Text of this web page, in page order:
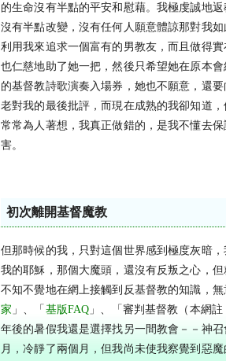
的生命沒有半點的平安和慰藉。我極虔誠地
沒有半點改變，沒有任何人願意體諒那對我
利用我來追求一個富有的男教友，而且做得
也仁慈地助了她一把，然後只希望她在原本
的基督教詩歌演奏入場券，她也不願意，還
老對我的最後批評，而現在成熟的我卻知道
常常為人著想，我真正做錯的，是我不懂去
害。
初次離開基督魔教
但那時候的我，只對這個世界感到極度灰暗
我的耶穌，那個大魔頭，還沒有反叛之心，
不知不覺地在網上接觸到反基督教的知識，無
家 」、「 基版FAQ 」、「審判基督教（本網
年後的暑假我還是選擇找另一間教會－－神
月，冷靜了兩個月，但我尚未使我察覺到惡